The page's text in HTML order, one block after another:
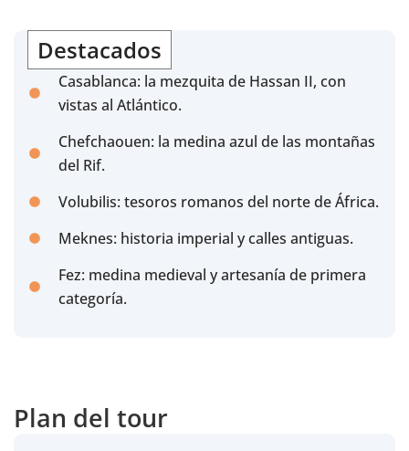
Destacados
Casablanca: la mezquita de Hassan II, con
vistas al Atlántico.
Chefchaouen: la medina azul de las montañas
del Rif.
Volubilis: tesoros romanos del norte de África.
Meknes: historia imperial y calles antiguas.
Fez: medina medieval y artesanía de primera
categoría.
Plan del tour